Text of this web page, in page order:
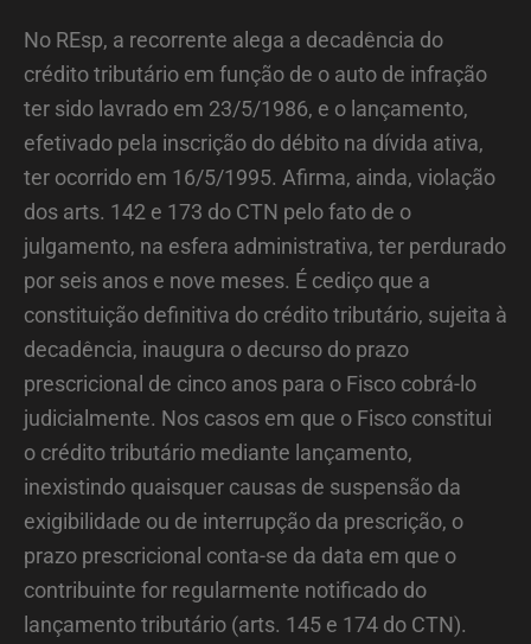
No REsp, a recorrente alega a decadência do
crédito tributário em função de o auto de infração
ter sido lavrado em 23/5/1986, e o lançamento,
efetivado pela inscrição do débito na dívida ativa,
ter ocorrido em 16/5/1995. Afirma, ainda, violação
dos arts. 142 e 173 do CTN pelo fato de o
julgamento, na esfera administrativa, ter perdurado
por seis anos e nove meses. É cediço que a
constituição definitiva do crédito tributário, sujeita à
decadência, inaugura o decurso do prazo
prescricional de cinco anos para o Fisco cobrá-lo
judicialmente. Nos casos em que o Fisco constitui
o crédito tributário mediante lançamento,
inexistindo quaisquer causas de suspensão da
exigibilidade ou de interrupção da prescrição, o
prazo prescricional conta-se da data em que o
contribuinte for regularmente notificado do
lançamento tributário (arts. 145 e 174 do CTN).